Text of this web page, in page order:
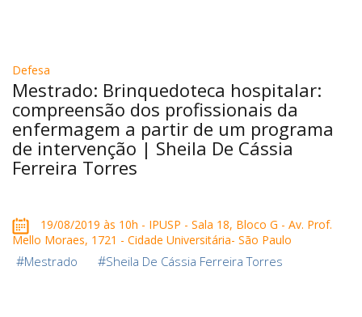
Defesa
Mestrado: Brinquedoteca hospitalar:
compreensão dos profissionais da
enfermagem a partir de um programa
de intervenção | Sheila De Cássia
Ferreira Torres
19/08/2019 às 10h - IPUSP - Sala 18, Bloco G - Av. Prof.
Mello Moraes, 1721 - Cidade Universitária- São Paulo
#Mestrado #Sheila De Cássia Ferreira Torres